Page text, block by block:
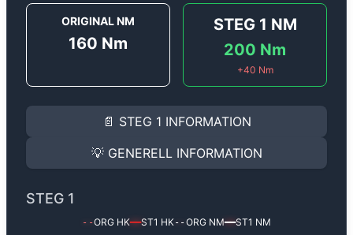
ORIGINAL NM
160 Nm
STEG 1 NM
200 Nm
+40 Nm
📄 STEG 1 INFORMATION
INFORMATION
Steg 1
Renault Clio 1.5 DCi - 70
Effekten ökar från70 hk till90 hkoch vridmomentet
(+20 hk & +40 Nm).
Ger mer effekt, högre vridmoment, lägre
Steg 1 mjukvara justerar vi ett antal
💡 GENERELL INFORMATION
✅ All mjukvara är skräddarsydd för din bil
✅ Felsökning inann samt efter optimering
STEG 1
--ORG HK━━ST1 HK--ORG NM━━ST1 NM